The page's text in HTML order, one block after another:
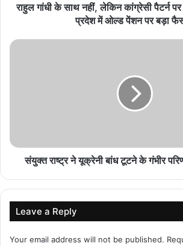
GPM में होगा राज्य स्तरीय खेल
छत्तीसगढ़ में सूखे जैसे हालात की
की फसल पर संकट गहराया
August 7, 2026
राहुल गांधी के साथ नहीं, लेकिन कांग्रेसी पैटर्न
प्रदेश में ओल्ड पेंशन पर बड़ा
संयुक्त राष्ट्र ने यूक्रेनी बांध टूटने के गंभीर
Leave a Reply
Your email address will not be published.